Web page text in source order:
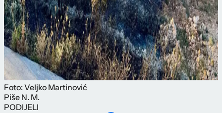
Foto: Veljko Martinović
Piše N. M.
PODIJELI